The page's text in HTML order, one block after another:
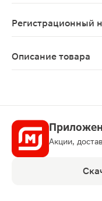
Регистрационный
Описание товара
Акции,